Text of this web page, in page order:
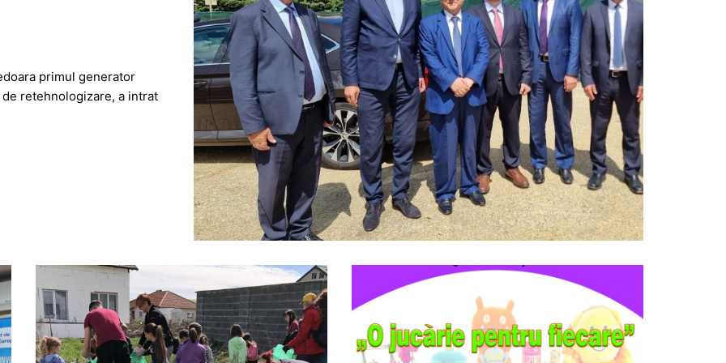
primul generator
retehnologizare, a intrat